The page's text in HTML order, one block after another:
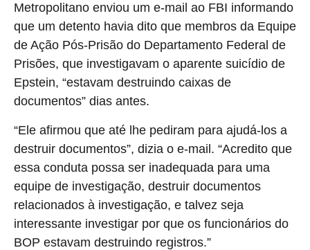
Metropolitano enviou um e-mail ao FBI informando
que um detento havia dito que membros da Equipe
de Ação Pós-Prisão do Departamento Federal de
Prisões, que investigavam o aparente suicídio de
Epstein, “estavam destruindo caixas de
documentos” dias antes.
“Ele afirmou que até lhe pediram para ajudá-los a
destruir documentos”, dizia o e-mail. “Acredito que
essa conduta possa ser inadequada para uma
equipe de investigação, destruir documentos
relacionados à investigação, e talvez seja
interessante investigar por que os funcionários do
BOP estavam destruindo registros.”